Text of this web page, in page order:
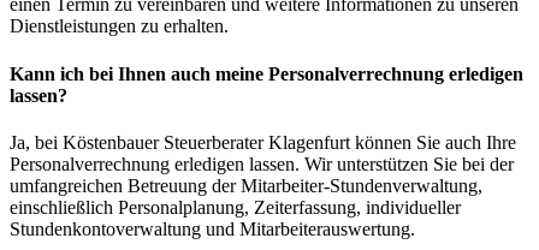
einen Termin zu vereinbaren und weitere Informationen zu unseren
Dienstleistungen zu erhalten.
Kann ich bei Ihnen auch meine Personalverrechnung erledigen
lassen?
Ja, bei Köstenbauer Steuerberater Klagenfurt können Sie auch Ihre
Personalverrechnung erledigen lassen. Wir unterstützen Sie bei der
umfangreichen Betreuung der Mitarbeiter-Stundenverwaltung,
einschließlich Personalplanung, Zeiterfassung, individueller
Stundenkontoverwaltung und Mitarbeiterauswertung.